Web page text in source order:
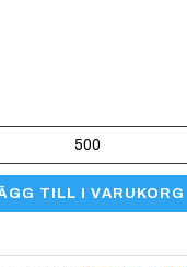
TILL I VARUKORG